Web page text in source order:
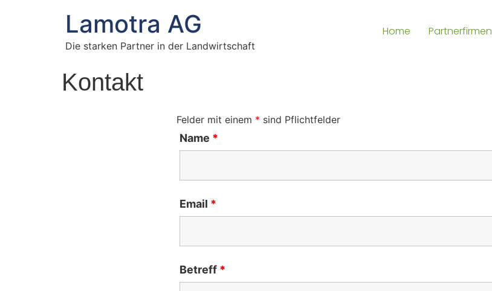
Lamotra AG
Die starken Partner in der Landwirtschaft
Home Partnerfirmen
Kontakt
Felder mit einem * sind Pflichtfelder
Name *
Email *
Betreff *